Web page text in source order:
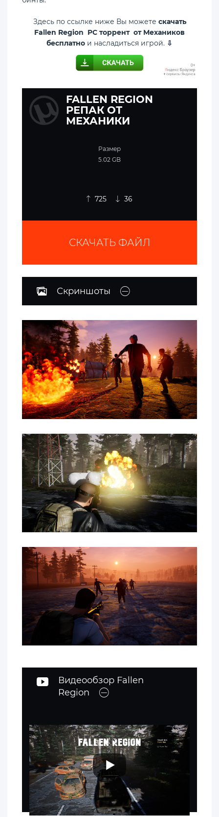
Здесь по ссылке ниже Вы можете скачать
Fallen Region PC торрент от Механиков
бесплатно и насладиться игрой. ⇩
FALLEN REGION
РЕПАК ОТ
МЕХАНИКИ
Размер
5.02 GB
725 36
СКАЧАТЬ ФАЙЛ
Скриншоты
Видеообзор Fallen
Region